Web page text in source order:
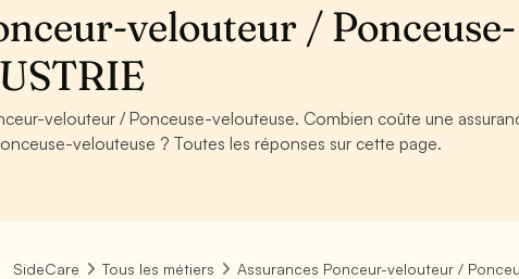
velouteur / Ponceuse-
velouteur / Ponceuse-velouteuse. Combien coûte une
velouteuse ? Toutes les réponses sur cette page.
SideCare Tous les métiers
Assurances Ponceur-velouteur /